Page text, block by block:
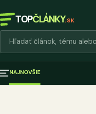
TOPČLÁNKY.SK
NAJNOVŠIE